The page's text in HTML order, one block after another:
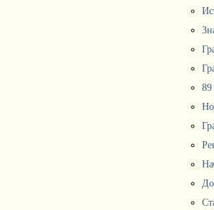
89